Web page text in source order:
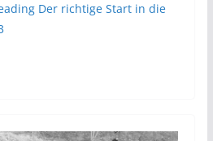
Der richtige Start in die